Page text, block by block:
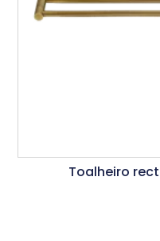
Toalheiro